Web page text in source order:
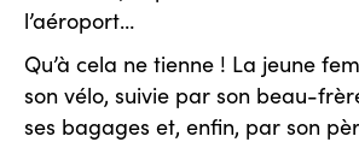
l’aéroport…
Qu’à cela ne tienne ! La jeune
son vélo, suivie par son beau-
ses bagages et, enfin, par son